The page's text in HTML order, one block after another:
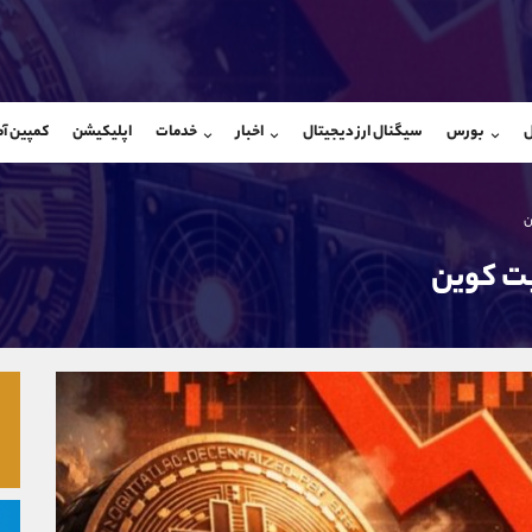
بورس سیگنال ارز دیجیتال اخبار خدمات اپلیکیشن کمپین
107
واتساپ شروع